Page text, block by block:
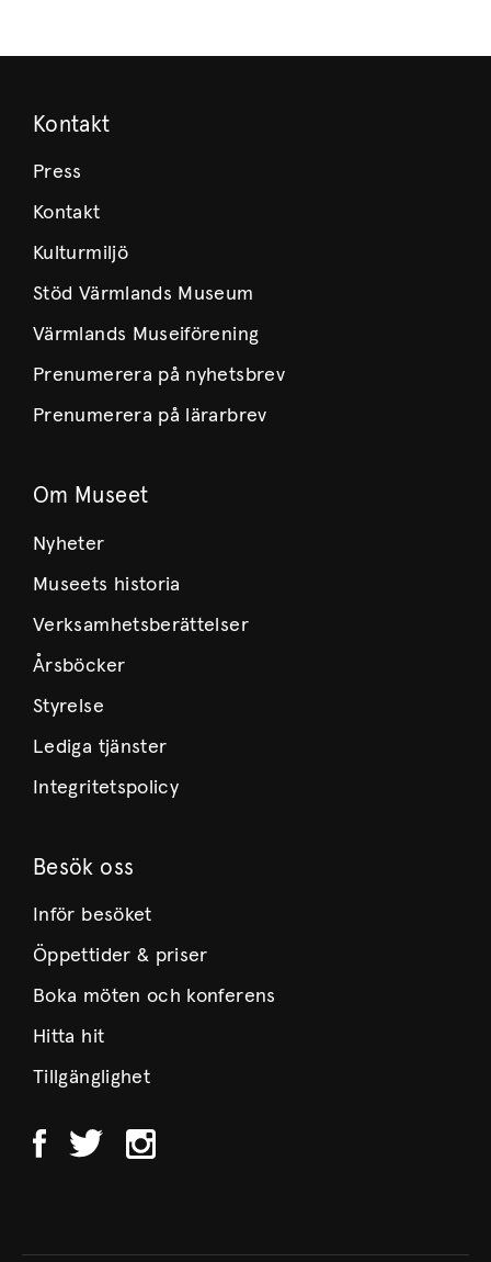
Kontakt
Press
Kontakt
Kulturmiljö
Stöd Värmlands Museum
Värmlands Museiförening
Prenumerera på nyhetsbrev
Prenumerera på lärarbrev
Om Museet
Nyheter
Museets historia
Verksamhetsberättelser
Årsböcker
Styrelse
Lediga tjänster
Integritetspolicy
Besök oss
Inför besöket
Öppettider & priser
Boka möten och konferens
Hitta hit
Tillgänglighet